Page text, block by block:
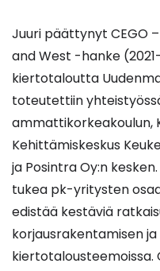
Juuri päättynyt CEGO
and West -hanke
kiertotaloutta
toteutettiin
ammattikorkeakoulun,
Kehittämiskeskus
ja Posintra Oy:n
tukea pk-yritysten
edistää kestäviä
korjausrakentamisen